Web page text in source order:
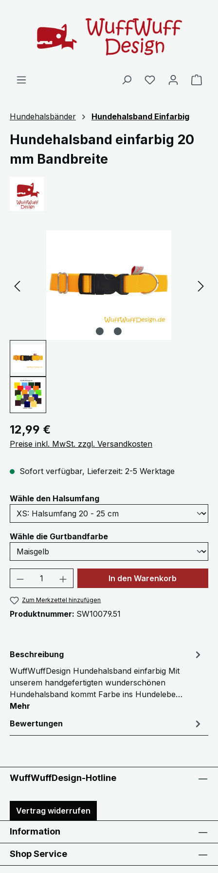
Hundehalsbänder Hundehalsband Einfarbig
Hundehalsband einfarbig 20
mm Bandbreite
Regulärer Preis:
12,99 €
Preise inkl. MwSt. zzgl. Versandkosten
Sofort verfügbar, Lieferzeit: 2-5 Werktage
Wähle den Halsumfangauswählen
Wähle die Gurtbandfarbeauswählen
Produkt Anzahl: Gib denIn den Warenkorb
Zum Merkzettel hinzufügen
Produktnummer: SW10079.51
Beschreibung
WuffWuffDesign Hundehalsband einfarbig Mit
unserem handgefertigten wunderschönen
Hundehalsband kommt Farbe ins Hundelebe…
Mehr
Bewertungen
WuffWuffDesign-Hotline
Vertrag widerrufen
Information
Shop Service